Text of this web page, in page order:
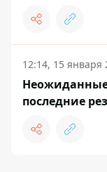
12:14, 15 января
Неожиданные
последние